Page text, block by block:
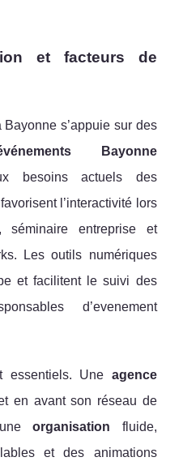
et facteurs de
Bayonne s’appuie sur des
Bayonne
besoins actuels des
l’interactivité lors
séminaire entreprise et
Les outils numériques
et facilitent le suivi des
d’evenement
essentiels. Une agence
en avant son réseau de
uneorganisation fluide,
et des animations